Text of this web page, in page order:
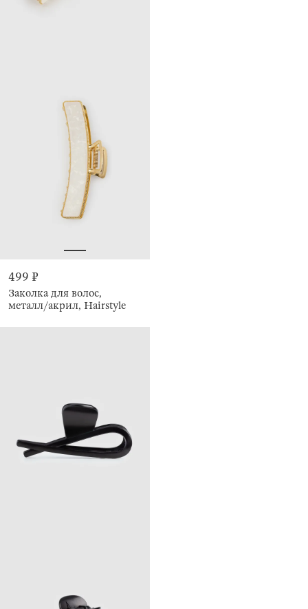
499 ₽
Заколка для волос,
металл/акрил, Hairstyle